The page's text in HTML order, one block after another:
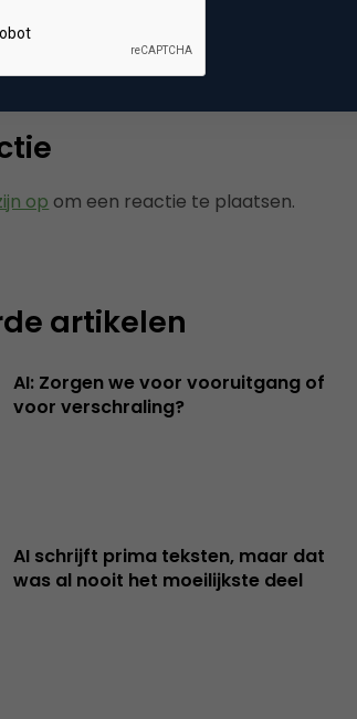
op om een reactie te plaatsen.
artikelen
AI: Zorgen we voor vooruitgang of
voor verschraling?
AI schrijft prima teksten, maar dat
was al nooit het moeilijkste deel